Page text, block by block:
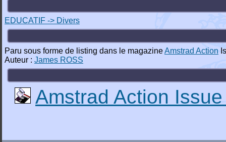
EDUCATIF -> Divers
Paru sous forme de listing dans le magazineAmstrad Action
Auteur : James ROSS
Amstrad Action